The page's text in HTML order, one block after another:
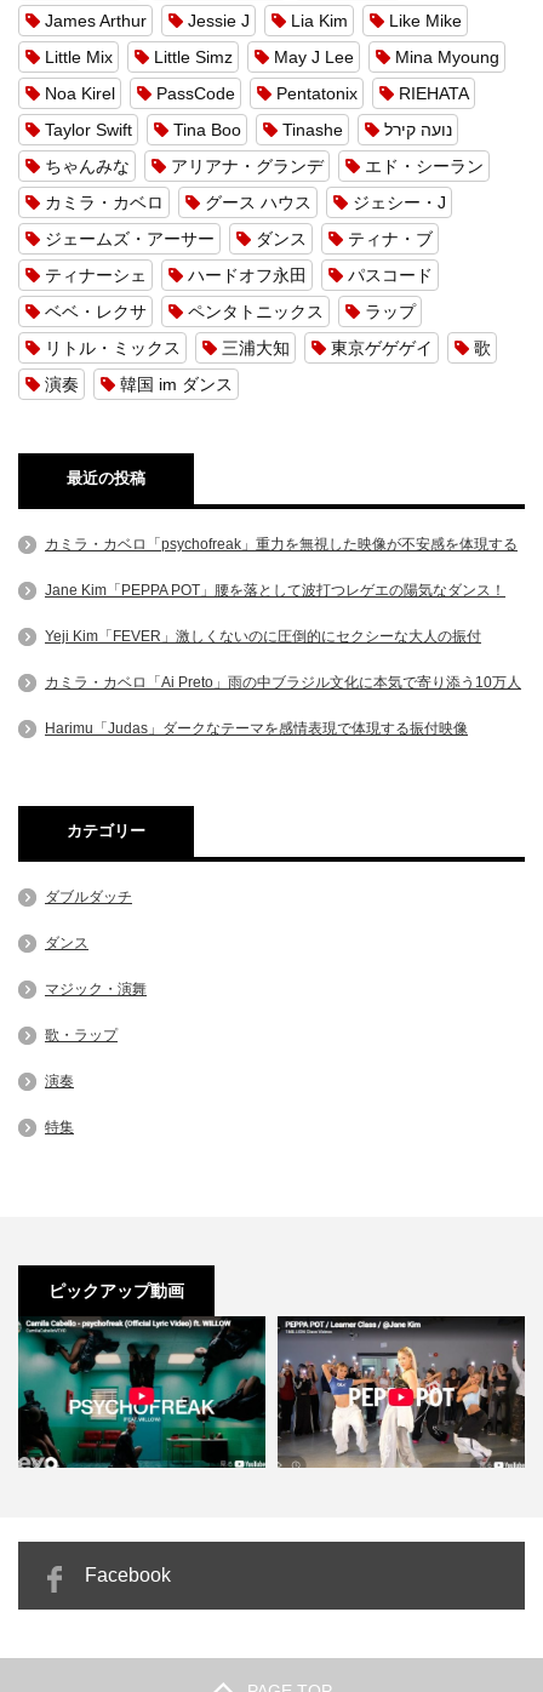
James Arthur
Jessie J Lia Kim
Like Mike
Little Mix
Little Simz May J Lee
Mina Myoung
Noa Kirel
PassCode Pentatonix
RIEHATA
Taylor Swift
Tina Boo Tinashe
נועה קירל
ちゃんみな
アリアナ・グランデ
エド・シーラン
カミラ・カベロ
グース ハウス
ジェシー・J
ジェームズ・アーサー
ダンス
ティナ・ブ
ティナーシェ
ハードオフ永田
パスコード
ベベ・レクサ
ペンタトニックス
ラップ
リトル・ミックス
三浦大知 東京ゲゲゲイ
歌
演奏
韓国 im ダンス
最近の投稿
カミラ・カベロ「psychofreak」重力を無視した映像が不安感を体現する
Jane Kim「PEPPA POT」腰を落として波打つレゲエの陽気なダンス！
Yeji Kim「FEVER」激しくないのに圧倒的にセクシーな大人の振付
カミラ・カベロ「Ai Preto」雨の中ブラジル文化に本気で寄り添う10万人
Harimu「Judas」ダークなテーマを感情表現で体現する振付映像
カテゴリー
ダブルダッチ
ダンス
マジック・演舞
歌・ラップ
演奏
特集
ピックアップ動画
カミラ・カベロ「psychofreak」
Facebook